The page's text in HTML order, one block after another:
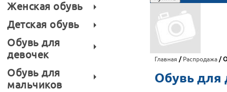
Женская обувь
Детская обувь
Обувь для
девочек
Обувь для
мальчиков
Главная /Распродажа/
Обувь для